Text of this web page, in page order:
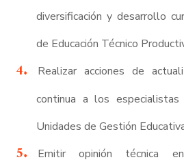
diversificación y desarrollo
de Educación Técnico
Realizar acciones de
continua a los
Unidades de Gestión
Emitir opinión técnica